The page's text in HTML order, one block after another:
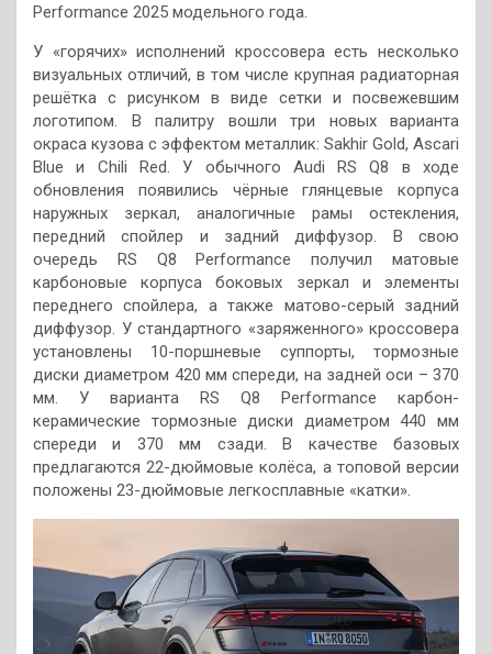
Performance 2025 модельного года.
У «горячих» исполнений кроссовера есть несколько
визуальных отличий, в том числе крупная радиаторная
решётка с рисунком в виде сетки и посвежевшим
логотипом. В палитру вошли три новых варианта
окраса кузова с эффектом металлик: Sakhir Gold, Ascari
Blue и Chili Red. У обычного Audi RS Q8 в ходе
обновления появились чёрные глянцевые корпуса
наружных зеркал, аналогичные рамы остекления,
передний спойлер и задний диффузор. В свою
очередь RS Q8 Performance получил матовые
карбоновые корпуса боковых зеркал и элементы
переднего спойлера, а также матово-серый задний
диффузор. У стандартного «заряженного» кроссовера
установлены 10-поршневые суппорты, тормозные
диски диаметром 420 мм спереди, на задней оси – 370
мм. У варианта RS Q8 Performance карбон-
керамические тормозные диски диаметром 440 мм
спереди и 370 мм сзади. В качестве базовых
предлагаются 22-дюймовые колёса, а топовой версии
положены 23-дюймовые легкосплавные «катки».